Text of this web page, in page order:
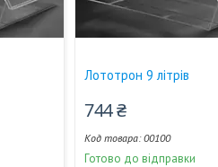
Лототрон 9 літрів
744 ₴
00100
Готово до відправки